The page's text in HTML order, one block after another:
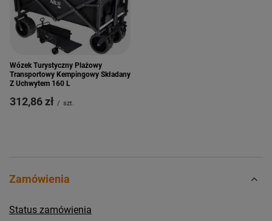
Wózek Turystyczny Plażowy
Transportowy Kempingowy Składany
Z Uchwytem 160 L
312,86 zł / szt.
Zamówienia
Status zamówienia